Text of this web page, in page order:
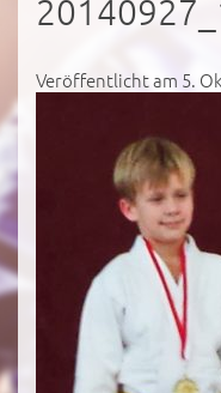
Veröffentlicht am 5.